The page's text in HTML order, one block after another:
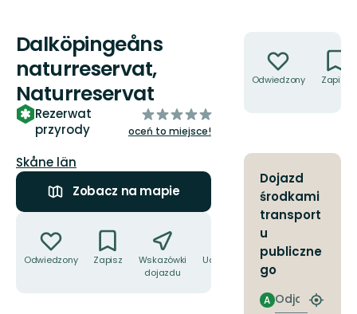
Dalköpingeåns
naturreservat,
Naturreservat
Rezerwat
przyrody
z
5
oceń to miejsce!
Województwo:
Skåne län
Zobacz na mapie
Odwiedzony Zapisz
Wskazówki
dojazdu
Udostępnij
Odwiedzony Zapisz
Dojazd
środkami
transport
u
publiczne
go
Odjazd
A
Znajdź